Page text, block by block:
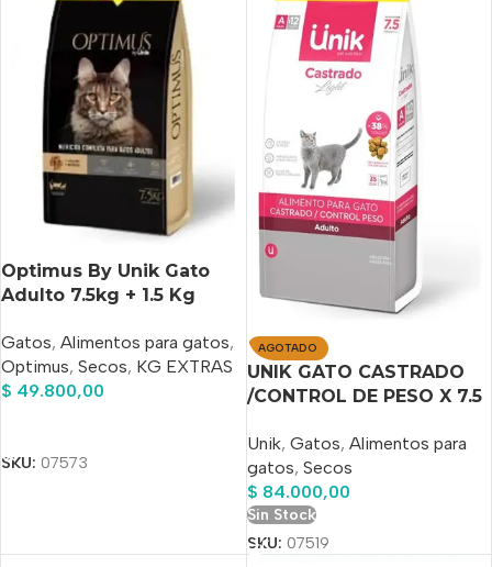
Optimus By Unik Gato
Adulto 7.5kg + 1.5 Kg
Antipulgas De Regalo!!
Gatos, Alimentos para gatos,
Optimus, Secos, KG EXTRAS
$ 49.800,00
SKU: 07573
AGOTADO
UNIK GATO CASTRADO
/CONTROL DE PESO X 7.5
Unik, Gatos, Alimentos para
gatos, Secos
$ 84.000,00
Sin Stock
SKU: 07519